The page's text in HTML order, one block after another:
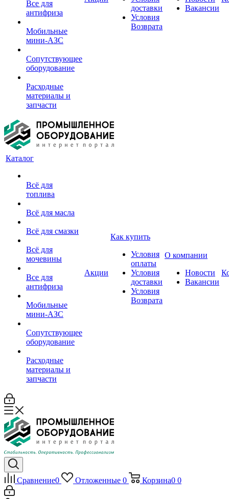
Все для
антифриза
Мобильные
мини-АЗС
Сопутствующее
оборудование
Расходные
материалы и
запчасти
доставки
Условия
Возврата
Вакансии
Каталог
Всё для
топлива
Всё для масла
Всё для смазки
Всё для
мочевины
Все для
антифриза
Мобильные
мини-АЗС
Сопутствующее
оборудование
Расходные
материалы и
запчасти
Акции
Как купить
Условия
оплаты
Условия
доставки
Условия
Возврата
О компании
Новости
Вакансии
Сравнение0 Отложенные 0 Корзина0 0